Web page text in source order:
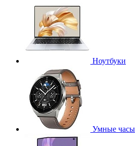
Ноутбуки
Умные часы